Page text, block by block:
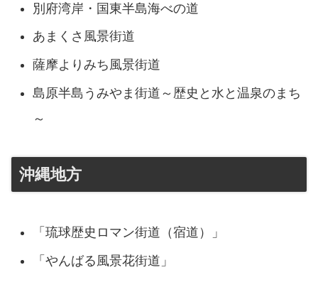
別府湾岸・国東半島海べの道
あまくさ風景街道
薩摩よりみち風景街道
島原半島うみやま街道～歴史と水と温泉のまち
～
沖縄地方
「琉球歴史ロマン街道（宿道）」
「やんばる風景花街道」